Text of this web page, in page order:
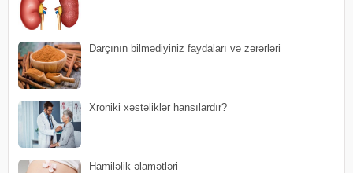
Darçının bilmədiyiniz faydaları və zərərləri
Xroniki xəstəliklər hansılardır?
Hamiləlik əlamətləri